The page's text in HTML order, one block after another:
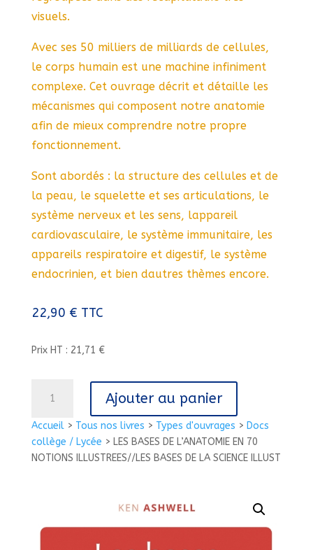
Accueil> Tous nos livres > Types d'ouvrages > Docs
collège / Lycée > LES BASES DE L’ANATOMIE EN 70
NOTIONS ILLUSTREES//LES BASES DE LA SCIENCE ILLUST
visuels.
Avec ses 50 milliers de milliards de cellules,
le corps humain est une machine infiniment
complexe. Cet ouvrage décrit et détaille les
mécanismes qui composent notre anatomie
afin de mieux comprendre notre propre
fonctionnement.
Sont abordés : la structure des cellules et de
la peau, le squelette et ses articulations, le
système nerveux et les sens, lappareil
cardiovasculaire, le système immunitaire, les
appareils respiratoire et digestif, le système
endocrinien, et bien dautres thèmes encore.
22,90 € TTC
Prix HT : 21,71 €
LES
BASES
DE
ILLUSTREES//LES
Ajouter au panier